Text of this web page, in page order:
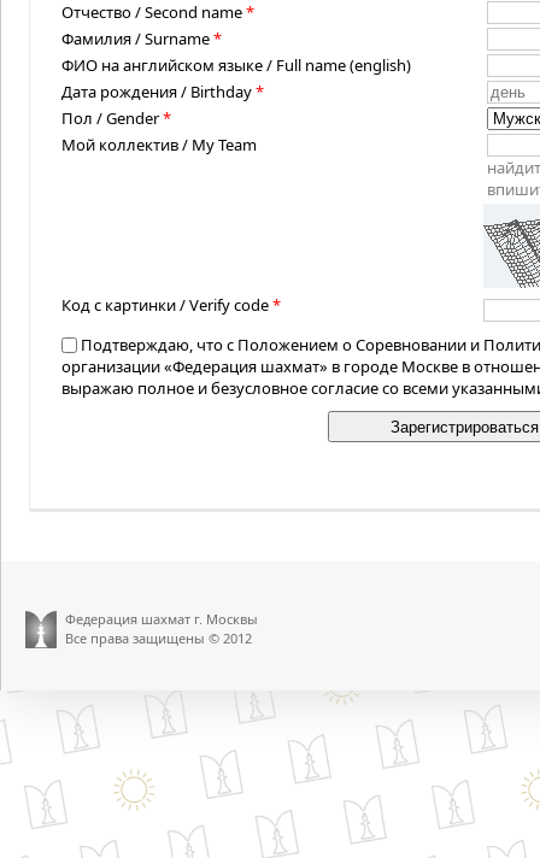
Отчество / Second name*
Фамилия / Surname*
ФИО на английском языке / Full name (english)
Дата рождения / Birthday*
Пол / Gender*
Мой коллектив / My Team
Код с картинки / Verify code*
Подтверждаю, что с Положением о Соревновании и
организации «Федерация шахмат» в городе Москве в
выражаю полное и безусловное согласие со всеми
Федерация шахмат г. Москвы
Все права защищены © 2012